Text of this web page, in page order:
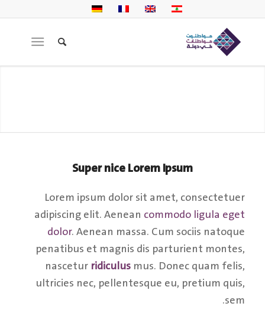
Super nice Lorem Ipsum
Lorem ipsum dolor sit amet, consectetuer
adipiscing elit. Aenean commodo ligula eget
dolor. Aenean massa. Cum sociis natoque
penatibus et magnis dis parturient montes,
nascetur ridiculus mus. Donec quam felis,
ultricies nec, pellentesque eu, pretium quis,
sem.